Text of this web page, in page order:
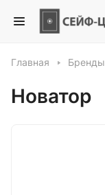
Главная Бренды
Новатор